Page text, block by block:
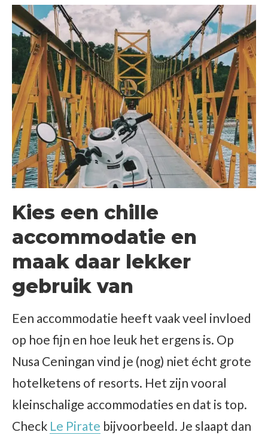
Kies een chille
accommodatie en
maak daar lekker
gebruik van
Een accommodatie heeft vaak veel invloed
op hoe fijn en hoe leuk het ergens is. Op
Nusa Ceningan vind je (nog) niet écht grote
hotelketens of resorts. Het zijn vooral
kleinschalige accommodaties en dat is top.
Check Le Pirate bijvoorbeeld. Je slaapt dan